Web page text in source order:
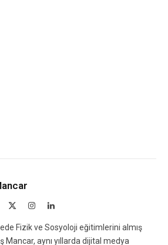
InstagramLinkedIn
Fizik ve Sosyoloji eğitimlerini almış
Mancar, aynı yıllarda dijital medya